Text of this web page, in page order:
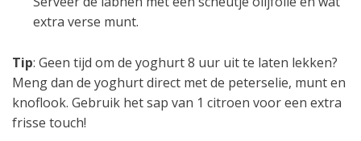
extra verse munt.
Tip: Geen tijd om de yoghurt 8 uur uit te laten lekken?
Meng dan de yoghurt direct met de peterselie, munt en
knoflook. Gebruik het sap van 1 citroen voor een extra
frisse touch!